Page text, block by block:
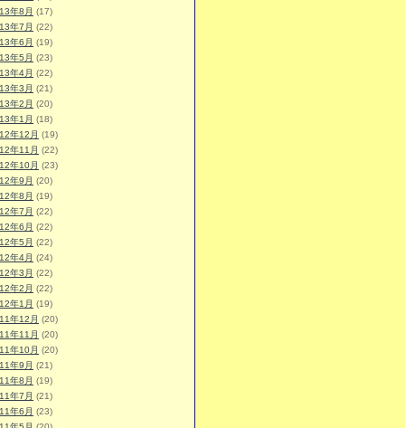
年8月 (17)
年7月 (22)
年6月 (19)
年5月 (23)
年4月 (22)
年3月 (21)
年2月 (20)
年1月 (18)
年12月 (19)
年11月 (22)
年10月 (23)
年9月 (20)
年8月 (19)
年7月 (22)
年6月 (22)
年5月 (22)
年4月 (24)
年3月 (22)
年2月 (22)
年1月 (19)
年12月 (20)
年11月 (20)
年10月 (20)
年9月 (21)
年8月 (19)
年7月 (21)
年6月 (23)